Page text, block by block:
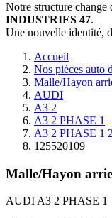
Notre structure change
INDUSTRIES 47.
Une nouvelle identité,
Accueil
Nos pièces auto
Malle/Hayon
AUDI
A3 2
A3 2 PHASE 1
A3 2 PHASE 1
125520109
Malle/Hayon
AUDI A3 2 PHASE 1